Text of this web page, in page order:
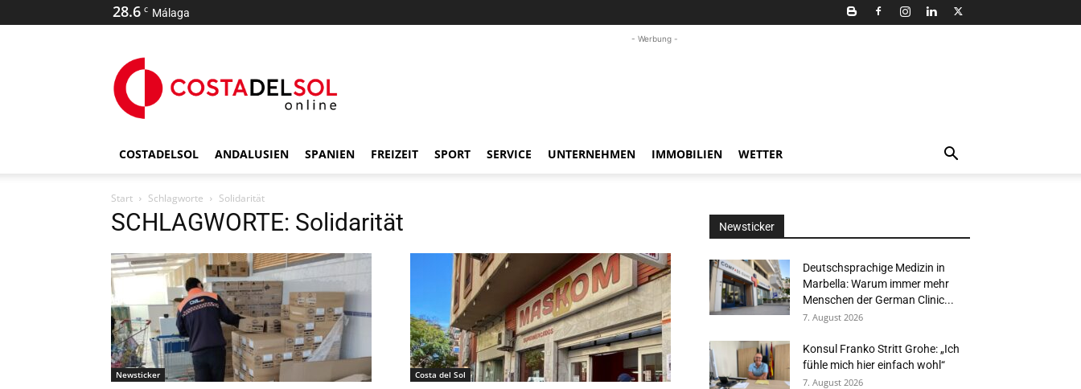
28.6 C Málaga
- Werbung -
COSTADELSOL ANDALUSIEN SPANIEN FREIZEIT SPORT SERVICE UNTERNEHMEN IMMOBILIEN WETTER
Start Schlagworte Solidarität
SCHLAGWORTE: Solidarität
Newsticker Costa del Sol
Newsticker
Deutschsprachige Medizin in
Marbella: Warum immer mehr
Menschen der German Clinic...
7. August 2026
Konsul Franko Stritt Grohe: „Ich
fühle mich hier einfach wohl“
7. August 2026